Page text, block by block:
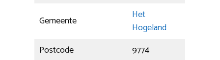
Gemeente
Het
Hogeland
Postcode
9774